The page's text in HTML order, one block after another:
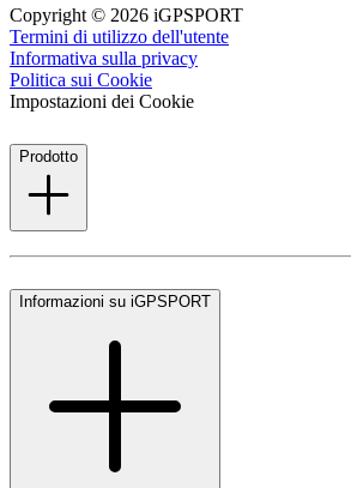
Copyright © 2026 iGPSPORT
Termini di utilizzo dell'utente
Informativa sulla privacy
Politica sui Cookie
Impostazioni dei Cookie
Prodotto
Informazioni su iGPSPORT